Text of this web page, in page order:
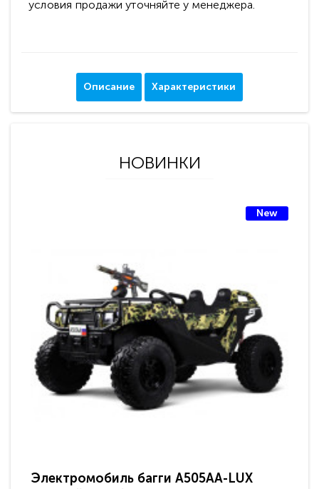
условия продажи уточняйте у менеджера.
Описание Характеристики
НОВИНКИ
New
Электромобиль багги A505AA-LUX